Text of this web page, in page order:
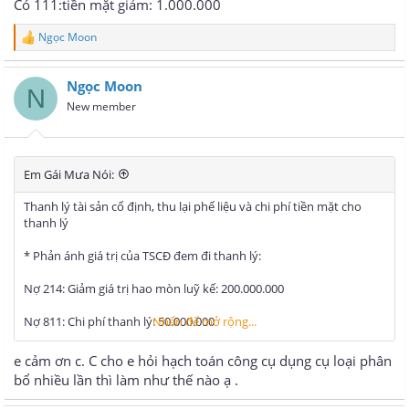
Có 111:tiền mặt giảm: 1.000.000
R
e
a
c
i
s
Ngọc Moon
N Ngọc Moon
New member
Em Gái Mưa Nói:
Thanh lý tài sản cố định, thu lại phế liệu và chi phí tiền mặt cho
thanh lý
* Phản ánh giá trị của TSCĐ đem đi thanh lý:
Nợ 214: Giảm giá trị hao mòn luỹ kế: 200.000.000
Nợ 811: Chi phí thanh lý: 50.000.000
Có 211: Nguyên giá TSCĐ: 250.000.000
* Thu tiền mặt từ phế liệu thu hồi:
Nhấn để mở rộng...
e cảm ơn c. C cho e hỏi hạch toán công cụ dụng cụ loại phân
bổ nhiều lần thì làm như thế nào ạ .